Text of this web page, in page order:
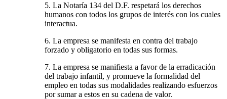
5. La Notaría 134 del D.F. respetará los derechos
humanos con todos los grupos de interés con los cuales
interactua.
6. La empresa se manifesta en contra del trabajo
forzado y obligatorio en todas sus formas.
7. La empresa se manifiesta a favor de la erradicación
del trabajo infantil, y promueve la formalidad del
empleo en todas sus modalidades realizando esfuerzos
por sumar a estos en su cadena de valor.